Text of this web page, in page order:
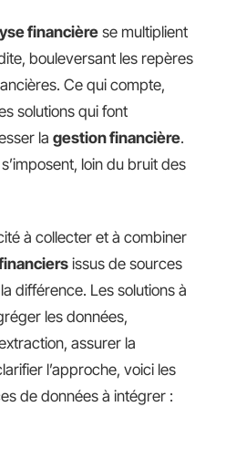
financière se multiplient
bouleversant les repères
Ce qui compte,
solutions qui font
la gestion financière.
loin du bruit des
à collecter et à combiner
issus de sources
différence. Les solutions à
les données,
assurer la
l’approche, voici les
de données à intégrer :